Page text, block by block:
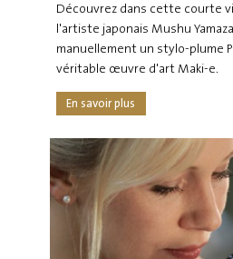
Découvrez dans cette courte
l'artiste japonais Mushu
manuellement un stylo-plume
véritable œuvre d'art Maki-e.
En savoir plus